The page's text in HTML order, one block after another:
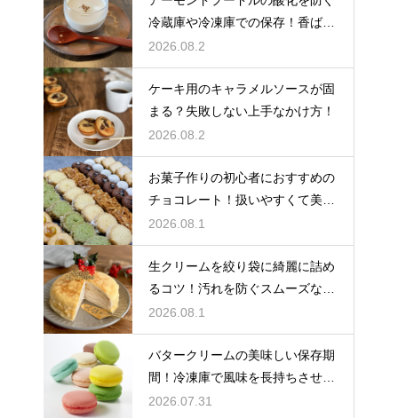
冷蔵庫や冷凍庫での保存！香ばし
い風味を保ってお菓子を美味しく
する
2026.08.2
ケーキ用のキャラメルソースが固
まる？失敗しない上手なかけ方！
2026.08.2
お菓子作りの初心者におすすめの
チョコレート！扱いやすくて美味
しい種類を紹介
2026.08.1
生クリームを絞り袋に綺麗に詰め
るコツ！汚れを防ぐスムーズな入
れ方
2026.08.1
バタークリームの美味しい保存期
間！冷凍庫で風味を長持ちさせる
コツ
2026.07.31